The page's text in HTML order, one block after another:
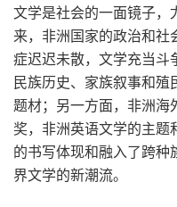
文学是社会的一面镜子，
来，非洲国家的政治和
症迟迟未散，文学充当斗
民族历史、家族叙事和
题材；另一方面，非洲海
奖，非洲英语文学的主
的书写体现和融入了跨
界文学的新潮流。